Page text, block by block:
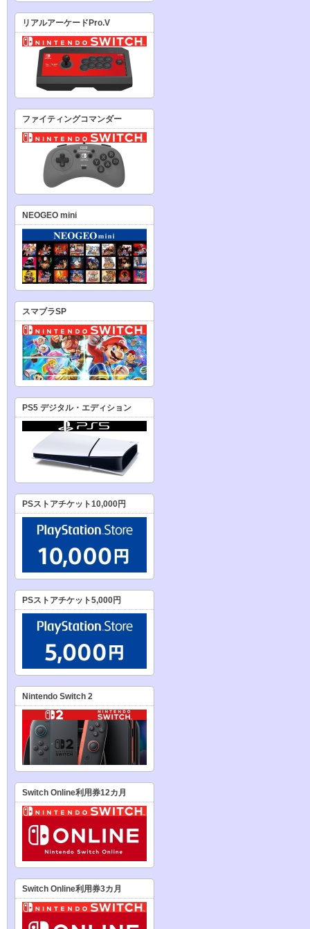
リアルアーケードPro.V
ファイティングコマンダー
NEOGEO mini
スマブラSP
PS5 デジタル・エディション
PSストアチケット10,000円
PSストアチケット5,000円
Nintendo Switch 2
Switch Online利用券12カ月
Switch Online利用券3カ月